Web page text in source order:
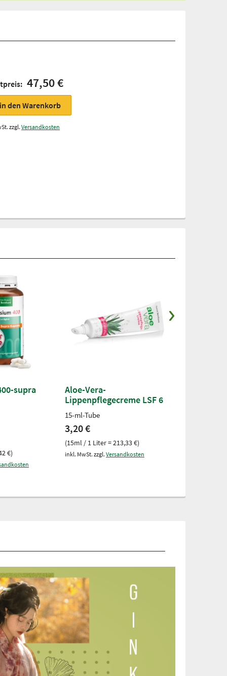
47,50 €
in den Warenkorb
zzgl. Versandkosten
supra
€)
Aloe-Vera-
Lippenpflegecreme LSF 6
15-ml-Tube
3,20 €
(15ml / 1 Liter = 213,33 €)
inkl. MwSt. zzgl. Versandkosten